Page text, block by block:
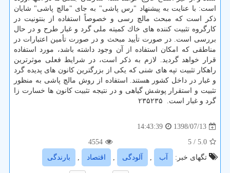
است: با عنایت به پیشنهاد "رس پاشی" به جای "مالچ پاشی" شایان
ذكر است كه مبحث مالچ رسی و خصوصاً ‏استفاده از بنتونیت در
كارگروه تثبیت كننده های خاك كمیته ملی گرد و غبار طرح و در حال
بررسی است. در صورت ‏تأیید مبحث و در صورت تأمین اعتبارات در
مناطقی كه امكان استفاده از آن وجود داشته باشد، مورد استفاده
قرار خواهد ‏گردید. لازم به ذكر است، در شرایط فعلی موثرترین
راهكار تثبیت تپه های شنی كه یكی از بزرگترین كانون های پدیده گرد
‏و غبار در داخل كشور هستند. استفاده از روش مالچ پاشی به منظور
تثبیت و استقرار پوشش گیاهی و در نتیجه تثبیت ‏كانون ها خسارت زا
گرد و غبار است. ‏ ۲۳۵۲۳۵
1398/07/13
14:43:39
5.0
/ 5
4554
تگهای خبر:
آب , آلودگی , اقتصاد , بارندگی